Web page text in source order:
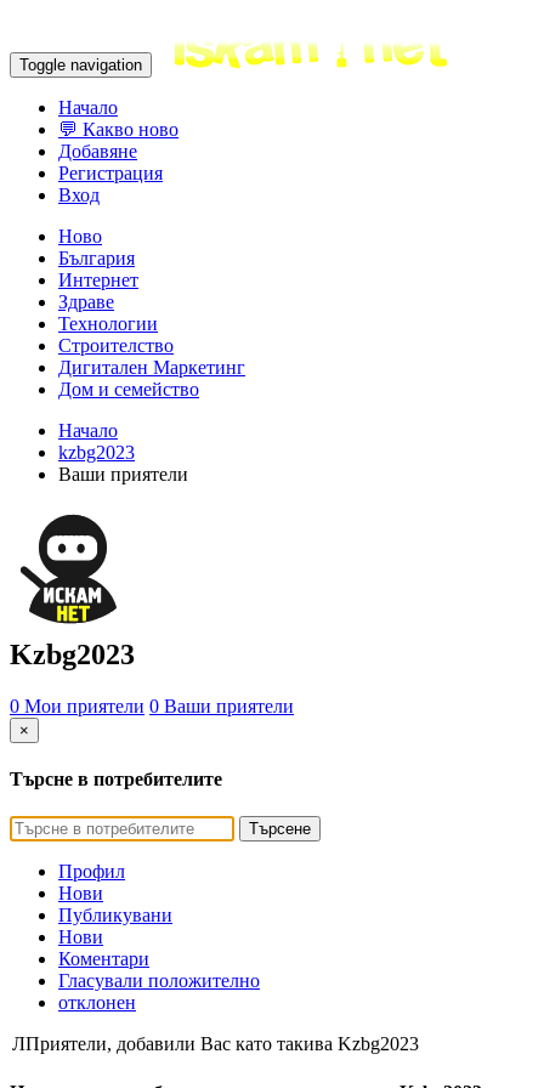
Toggle navigation
Начало
💬 Какво ново
Добавяне
Регистрация
Вход
Ново
България
Интернет
Здраве
Технологии
Строителство
Дигитален Маркетинг
Дом и семейство
Начало
kzbg2023
Ваши приятели
Kzbg2023
0 Мои приятели 0 Ваши приятели
×
Търсне в потребителите
Търсене
Профил
Нови
Публикувани
Нови
Коментари
Гласували положително
отклонен
ЛПриятели, добавили Вас като такива Kzbg2023